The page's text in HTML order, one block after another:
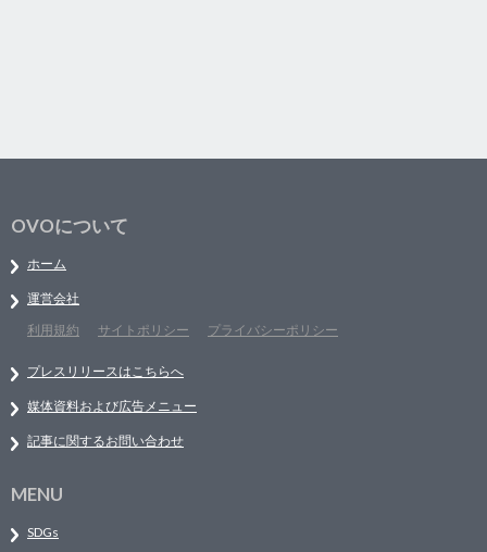
OVOについて
ホーム
運営会社
利用規約
サイトポリシー プライバシーポリシー
プレスリリースはこちらへ
媒体資料および広告メニュー
記事に関するお問い合わせ
MENU
SDGs